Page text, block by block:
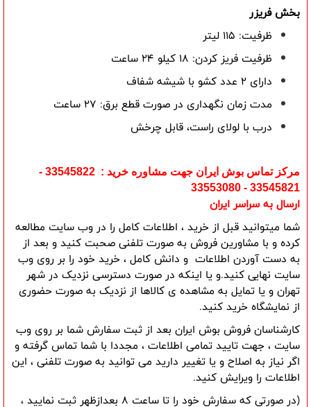
بخش فریزر
ظرفیت: 115 لیتر
ظرفیت فریز کردن: 18 کیلو 24 ساعت
دارای 2 عدد کشو با شیشه شفاف
مدت زمان نگهداری در صورت قطع برق: 27 ساعت
درب با لولای راست، قابل چرخش
مرکز تماس بوش ایران جهت مشاوره خرید : 33545822 -
33545821 - 33553080
ارسال به سراسر ایران
شما میتوانید قبل از خرید ، اطلاعات کامل را در وب سایت مطالعه
کرده و با مشاورین فروش به صورت تلفنی صحبت کنید و بعد از
به دست آوردن اطلاعات و دانش کامل ، خرید خود را بر روی وب
سایت نهایی کنید.و یا اینکه در صورت دسترسی نزدیک در شهر
تهران و یا تمایل به مشاهده ی کالاها از نزدیک به صورت حضوری
از نمایشگاه خرید کنید.
کارشناسان فروش بوش ایران بعد از ثبت سفارش شما بر روی وب
سایت ، جهت تایید تمامی اطلاعات ، مجددا با شما تماس گرفته و
اگر نیاز به اصلاح و یا تغییر دارید می توانید به صورت تلفنی ، این
اطلاعات را ویرایش کنید.
(در صورتی که سفارش خود را تا ساعت 8 بعدازظهر ثبت نمایید ،